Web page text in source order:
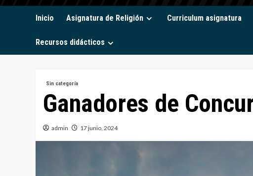
Inicio Asignatura de Religión Curriculum asignatura
Recursos didácticos
Sin categoría
Ganadores de
admin 17 junio, 2024